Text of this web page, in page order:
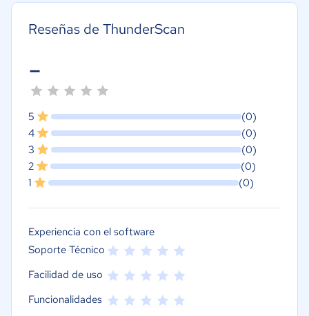
Reseñas de ThunderScan
-
5
(0)
4
(0)
3
(0)
2
(0)
1
(0)
Experiencia con el software
Soporte Técnico
Facilidad de uso
Funcionalidades